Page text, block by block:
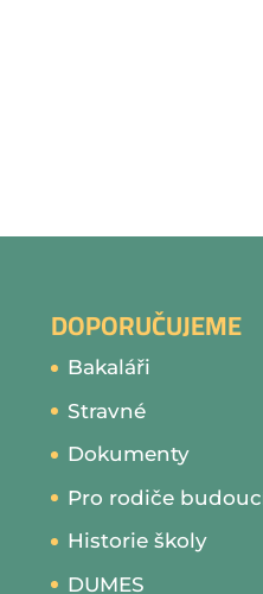
DOPORUČUJEME
Bakaláři
Stravné
Dokumenty
Pro rodiče
Historie školy
DUMES